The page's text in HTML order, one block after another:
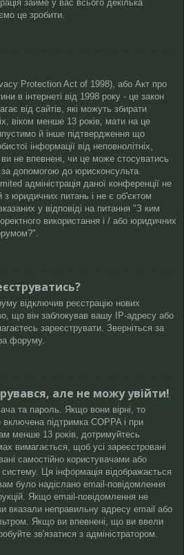
займе у вас всього декілька
це зробити.
Protection Act of 1998), або Акт про
в інтернеті від 1998 року - це закон
від сайтів, які можуть збирати
віком менше 13 років, мати на це
й інше підтвердження що
інформації від неповнолітніх,
не впевнені, чи це може стосуватись
допомогою до юрисконсульта.
адміністрація даної конференції не
з юридичних питань і не є об'єктом
у відповіді на питання "З ким
використання і / або юридичних
відключив реєстрацію нових
що він заблокував вашу IP-адресу або
зареєструвати. Зверніться за
форуму.
але не можу увійти!
та пароль. Якщо вони вірні, то
підтримка COPPA і при
менше 13 років, дотримуйтесь
вимагається, щоб усі зареєстровані
самостійно користувачами або
Ця інформація відображається
було надіслано email-повідомлення
Якщо email-повідомлення не
вказали неправильну адресу email або
Якщо ви впевнені, що ви ввели
зв'язатися з адміністратором.